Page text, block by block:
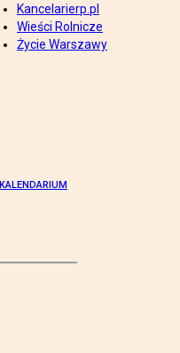
Kancelarierp.pl
Wieści Rolnicze
Życie Warszawy
KALENDARIUM